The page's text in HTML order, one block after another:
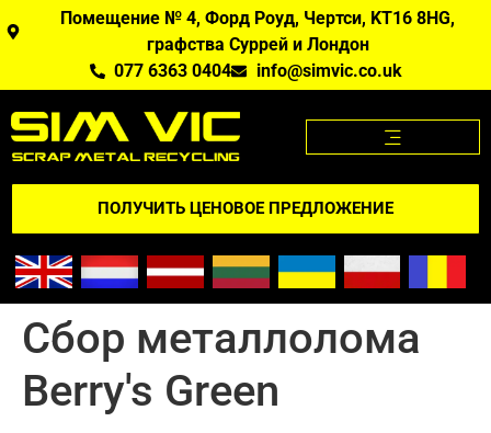
Помещение № 4, Форд Роуд, Чертси, KT16 8HG,
графства Суррей и Лондон
077 6363 0404
info@simvic.co.uk
ПОЛУЧИТЬ ЦЕНОВОЕ ПРЕДЛОЖЕНИЕ
Сбор металлолома
Berry's Green